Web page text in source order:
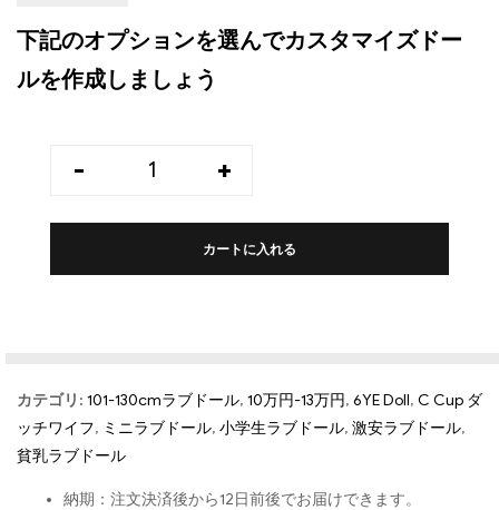
下記のオプションを選んでカスタマイズドー
ルを作成しましょう
- +
カートに入れる
カテゴリ: 101-130cmラブドール, 10万円-13万円, 6YE Doll, C Cup ダ
ッチワイフ, ミニラブドール, 小学生ラブドール, 激安ラブドール,
貧乳ラブドール
納期：注文決済後から12日前後でお届けできます。